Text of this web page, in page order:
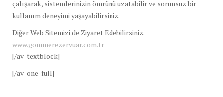
çalışarak, sistemlerinizin ömrünü uzatabilir ve sorunsuz bir
kullanım deneyimi yaşayabilirsiniz.
Diğer Web Sitemizi de Ziyaret Edebilirsiniz.
www.gommerezervuar.com.tr
[/av_textblock]
[/av_one_full]